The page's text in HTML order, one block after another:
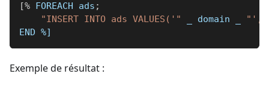
[% FOREACH ads ;
"INSERT INTO ads VALUES('"
domain
"',
END %]
Exemple de résultat :